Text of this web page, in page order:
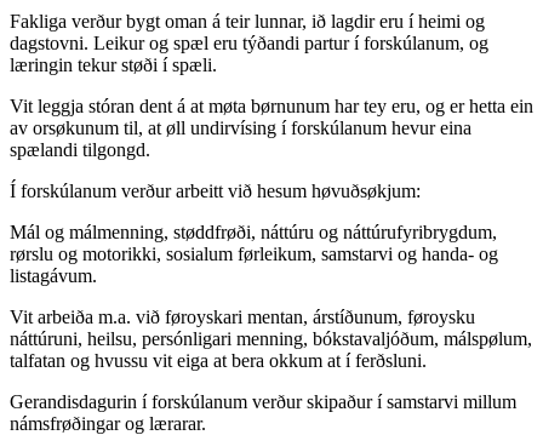
Fakliga verður bygt oman á teir lunnar, ið lagdir eru í heimi og
dagstovni. Leikur og spæl eru týðandi partur í forskúlanum, og
læringin tekur støði í spæli.
Vit leggja stóran dent á at møta børnunum har tey eru, og er hetta ein
av orsøkunum til, at øll undirvísing í forskúlanum hevur eina
spælandi tilgongd.
Í forskúlanum verður arbeitt við hesum høvuðsøkjum:
Mál og málmenning, støddfrøði, náttúru og náttúrufyribrygdum,
rørslu og motorikki, sosialum førleikum, samstarvi og handa- og
listagávum.
Vit arbeiða m.a. við føroyskari mentan, árstíðunum, føroysku
náttúruni, heilsu, persónligari menning, bókstavaljóðum, málspølum,
talfatan og hvussu vit eiga at bera okkum at í ferðsluni.
Gerandisdagurin í forskúlanum verður skipaður í samstarvi millum
námsfrøðingar og lærarar.